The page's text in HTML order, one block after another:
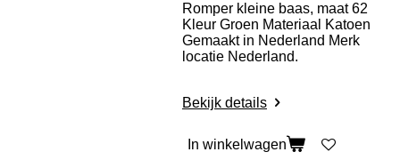
Romper kleine baas, maat 62
Kleur Groen Materiaal Katoen
Gemaakt in Nederland Merk
locatie Nederland.
Bekijk details
In winkelwagen